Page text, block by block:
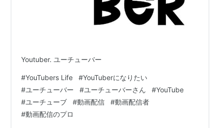
Youtuber. ユーチューバー
#YouTubers Life #YouTuberになりたい
#ユーチューバー #ユーチューバーさん #YouTube
#ユーチューブ #動画配信 #動画配信者
#動画配信のプロ